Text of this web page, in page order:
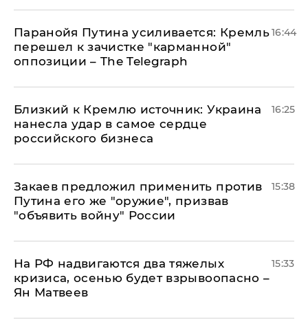
Паранойя Путина усиливается: Кремль
перешел к зачистке "карманной"
оппозиции – The Telegraph
16:44
Близкий к Кремлю источник: Украина
нанесла удар в самое сердце
российского бизнеса
16:25
Закаев предложил применить против
Путина его же "оружие", призвав
"объявить войну" России
15:38
На РФ надвигаются два тяжелых
кризиса, осенью будет взрывоопасно –
Ян Матвеев
15:33